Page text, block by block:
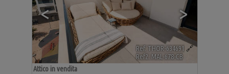
< >
Ref. THOR-634691 🔗
Ref2. MAL-678-CB
Attico in vendita